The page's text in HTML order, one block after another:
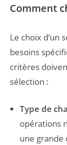
Comment
Le choix d’un
besoins
critères
sélection :
Type de
opérations
une